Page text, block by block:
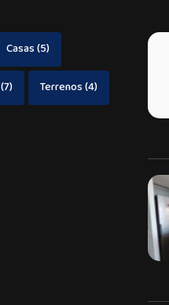
Casas(5)
(7) Terrenos(4)